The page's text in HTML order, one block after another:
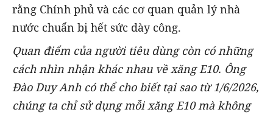
rằng Chính phủ và các cơ quan quản lý nhà
nước chuẩn bị hết sức dày công.
Quan điểm của người tiêu dùng còn có những
cách nhìn nhận khác nhau về xăng E10. Ông
Đào Duy Anh có thể cho biết tại sao từ 1/6/2026,
chúng ta chỉ sử dụng mỗi xăng E10 mà không